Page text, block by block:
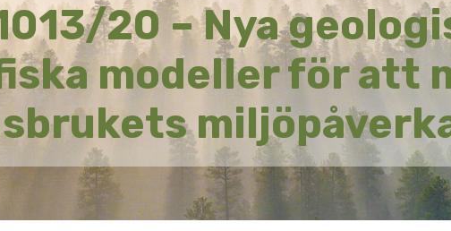
20 – Nya
modeller för att